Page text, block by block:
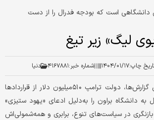
دانشگاهی است که بودجه فدرال را از دست
لیگ» زیر تیغ
چاپ:۱۴۰۴/۰۱/۱۷ شماره خبر:۴۱۶۷۸۸۱ دنیا
دنیای‌اقتصاد: بر اساس گزارش‌ها، دولت ترامپ ۵۱۰میلیون دلار از قراردادها
دانشگاه براون را به‌دلیل ادعای «یهود ستیزی»
در سیاست‌های تنوع، برابری و همه‌شمولی‌اش